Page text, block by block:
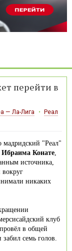
перейти в
— Ла-Лига
Реал
мадридский "Реал"
Ибраима Конате
источника,
вокруг
никаких
клуб
в общей
семь голов.